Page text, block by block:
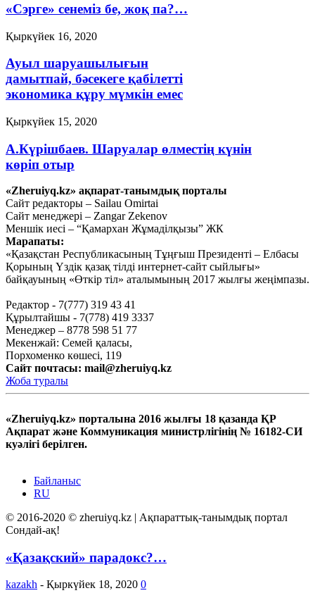
«Сэрге» сенеміз бе, жоқ па?…
Қыркүйек 16, 2020
Ауыл шаруашылығын
дамытпай, бәсекеге қабілетті
экономика құру мүмкін емес
Қыркүйек 15, 2020
А.Күрішбаев. Шаруалар өлместің күнін
көріп отыр
Қыркүйек 14, 2020
Қысқасы, «полный хаос»!
Қыркүйек 10, 2020
Тағы оқу
«Zheruiyq.kz» ақпарат-танымдық порталы
Сайт редакторы – Sailau Omirtai
Сайт менеджері – Zangar Zekenov
Меншік иесі – “Қамархан Жұмаділқызы” ЖК
Марапаты:
«Қазақстан Республикасының Тұңғыш Президенті – Елбасы
Қорының Үздік қазақ тілді интернет-сайт сыйлығы»
байқауының «Өткір тіл» аталымының 2017 жылғы жеңімпазы.
Редактор - 7(777) 319 43 41
Құрылтайшы - 7(778) 419 3337
Менеджер – 8778 598 51 77
Мекенжай: Семей қаласы,
Порхоменко көшесі, 119
Сайт почтасы: mail@zheruiyq.kz
Жоба туралы
«Zheruiyq.kz» порталына 2016 жылғы 18 қазанда ҚР
Ақпарат және Коммуникация министрлігінің № 16182-СИ
куәлігі берілген.
Байланыс
RU
© 2016-2020 © zheruiyq.kz | Ақпараттық-танымдық портал
Сондай-ақ!
«Қазақский» парадокс?…
kazakh - Қыркүйек 18, 2020 0